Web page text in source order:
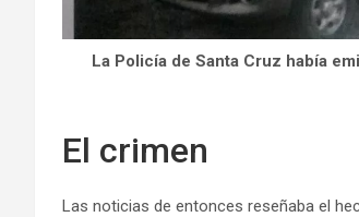
La Policía de Santa Cruz había
El crimen
Las noticias de entonces reseñaba el